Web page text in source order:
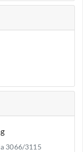
3066/3115